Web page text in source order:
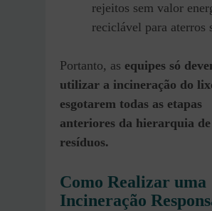
rejeitos sem valor
reciclável para aterros
Portanto, as equipes só
utilizar a incineração do
esgotarem todas as etapas
anteriores da hierarquia de
resíduos.
Como Realizar uma
Incineração